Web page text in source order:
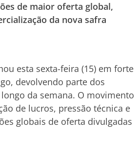
de maior oferta global,
da nova safra
esta sexta-feira (15) em forte
devolvendo parte dos
da semana. O movimento
de lucros, pressão técnica e
globais de oferta divulgadas